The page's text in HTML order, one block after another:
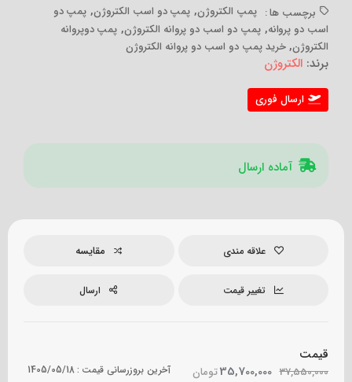
برچسب ها : پمپ الکتروژن, پمپ دو اسب الکتروژن, پمپ دو
اسب دو پروانه,پمپ دو اسب دو پروانه الکتروژن, پمپ دوپروانه
الکتروژن,خرید پمپ دو اسب دو پروانه الکتروژن
برند: الکتروژن
ارسال فوری
آماده ارسال
علاقه مندی مقایسه
تغییر قیمت ارسال
قیمت
37,550,000 تومان35,700,000 آخرین بروزرسانی قیمت :1405/05/18